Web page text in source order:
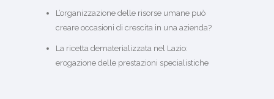
L’organizzazione delle risorse umane può
creare occasioni di crescita in una azienda?
La ricetta dematerializzata nel Lazio:
erogazione delle prestazioni specialistiche